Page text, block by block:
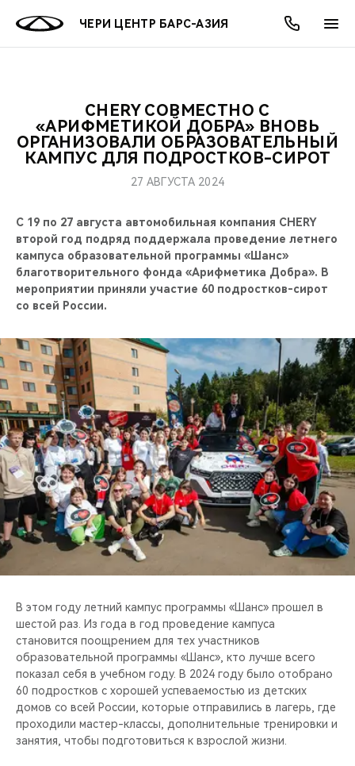
ЧЕРИ ЦЕНТР БАРС-АЗИЯ
МОДЕЛИ
ВСЕ МОДЕЛИ
СЕДАНЫ
НОВИНКИ
ПОКУПАТЕЛЯМ
ВЫБОР И ПОКУПКА
ВЛАДЕЛЬЦАМ
СЕРВИС
ПОДДЕРЖКА
CHERY CONNECT
МИР CHERY
АКСЕССУАРЫ
CHERY В СОЦСЕТЯХ
ЛЮДИ CHERY
CHERY REMOTE
CHERY И СПОРТ
НАШИ МЕРОПРИЯТИЯ
ВИДЕООБЗОРЫ
CHERY ДЛЯ ДЕТЕЙ
АКЦИИ
ВЫГОДЫ И АКЦИИ
ОНЛАЙН СЕРВИСЫ
ВЫБОР И ПОКУПКА
О КОМПАНИИ
О НАС
CHERY СОВМЕСТНО С
«АРИФМЕТИКОЙ ДОБРА» ВНОВЬ
ОРГАНИЗОВАЛИ ОБРАЗОВАТЕЛЬНЫЙ
КАМПУС ДЛЯ ПОДРОСТКОВ-СИРОТ
27 АВГУСТА 2024
С 19 по 27 августа автомобильная компания CHERY
второй год подряд поддержала проведение летнего
кампуса образовательной программы «Шанс»
благотворительного фонда «Арифметика Добра». В
мероприятии приняли участие 60 подростков-сирот
со всей России.
В этом году летний кампус программы «Шанс» прошел в
шестой раз. Из года в год проведение кампуса
становится поощрением для тех участников
образовательной программы «Шанс», кто лучше всего
показал себя в учебном году. В 2024 году было отобрано
60 подростков с хорошей успеваемостью из детских
домов со всей России, которые отправились в лагерь, где
проходили мастер-классы, дополнительные тренировки и
занятия, чтобы подготовиться к взрослой жизни.